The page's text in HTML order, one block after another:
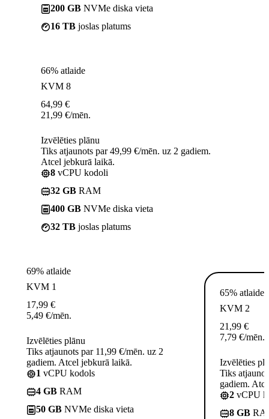
200 GB NVMe diska vieta
16 TB joslas platums
66% atlaide
KVM 8
64,99 €
21,99 €/mēn.
Izvēlēties plānu
Tiks atjaunots par 49,99 €/mēn. uz 2 gadiem.
Atcel jebkurā laikā.
8 vCPU kodoli
32 GB RAM
400 GB NVMe diska vieta
32 TB joslas platums
69% atlaide
KVM 1
17,99 €
5,49 €/mēn.
Izvēlēties plānu
Tiks atjaunots par 11,99 €/mēn. uz 2
gadiem. Atcel jebkurā laikā.
1 vCPU kodols
4 GB RAM
50 GB NVMe diska vieta
65% atlaide
KVM 2
21,99 €
7,79 €/mēn.
Izvēlēties
Tiks
gadiem.
2 vCPU
8 GB